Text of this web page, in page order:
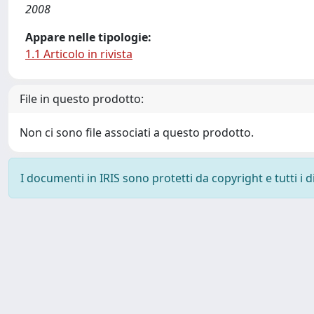
2008
Appare nelle tipologie:
1.1 Articolo in rivista
File in questo prodotto:
Non ci sono file associati a questo prodotto.
I documenti in IRIS sono protetti da copyright e tutti i